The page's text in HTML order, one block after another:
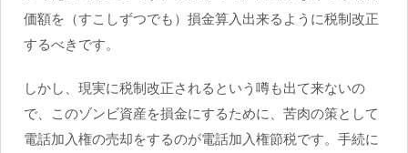
価額を（すこしずつでも）損金算入出来るように税制改正
するべきです。
しかし、現実に税制改正されるという噂も出て来ないの
で、このゾンビ資産を損金にするために、苦肉の策として
電話加入権の売却をするのが電話加入権節税です。手続に